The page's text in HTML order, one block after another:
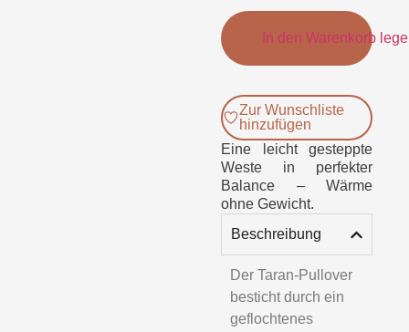
In den Warenkorb
Zur Wunschliste
hinzufügen
Eine leicht gesteppte
Weste in perfekter
Balance – Wärme
ohne Gewicht.
Beschreibung
Der Taran-Pullover
besticht durch ein
geflochtenes